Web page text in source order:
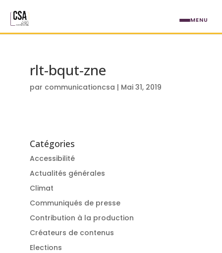
rlt-bqut-zne
par communicationcsa | Mai 31, 2019
Catégories
Accessibilité
Actualités générales
Climat
Communiqués de presse
Contribution à la production
Créateurs de contenus
Elections
MENU